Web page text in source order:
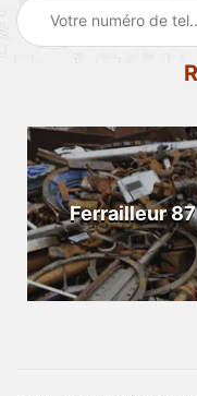
Ferrailleur 87